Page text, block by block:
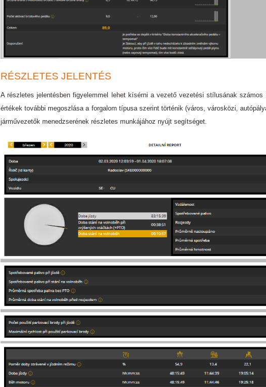
RÉSZLETES JELENTÉS
A részletes jelentésben figyelemmel lehet kísérni a vezető vezetési stílusának számos
értékek további megoszlása a forgalom típusa szerint történik (város, városközi,
járművezetők menedzserének részletes munkájához nyújt segítséget.